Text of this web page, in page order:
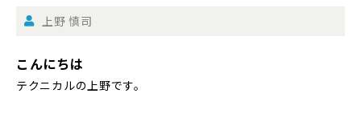
上野 慎司
こんにちは
テクニカルの上野です。